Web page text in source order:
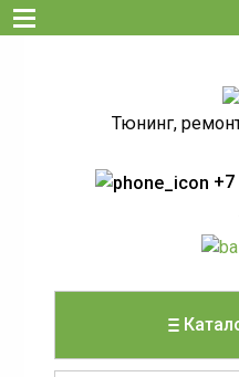
Тюнинг,
+7